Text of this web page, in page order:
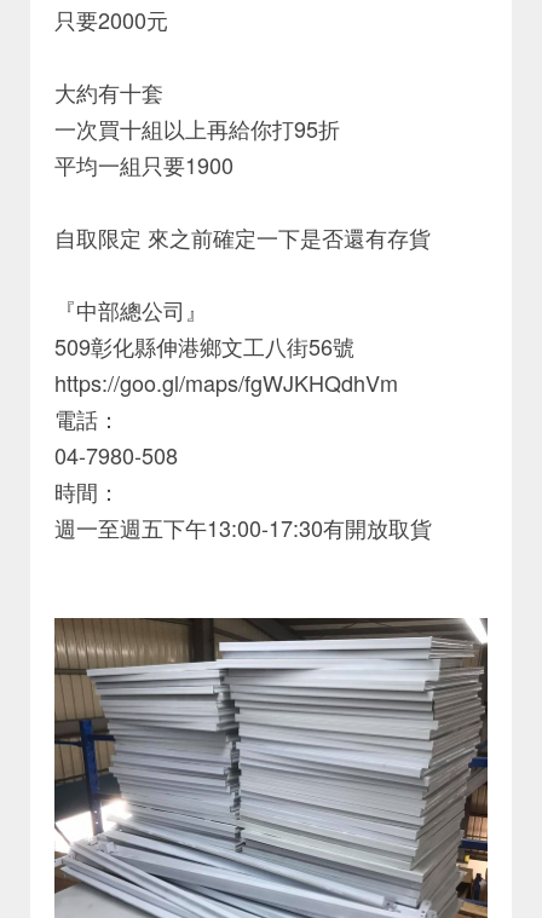
只要2000元
大約有十套
一次買十組以上再給你打95折
平均一組只要1900
自取限定 來之前確定一下是否還有存貨
『中部總公司』
509彰化縣伸港鄉文工八街56號
https://goo.gl/maps/fgWJKHQdhVm
電話：
04-7980-508
時間：
週一至週五下午13:00-17:30有開放取貨